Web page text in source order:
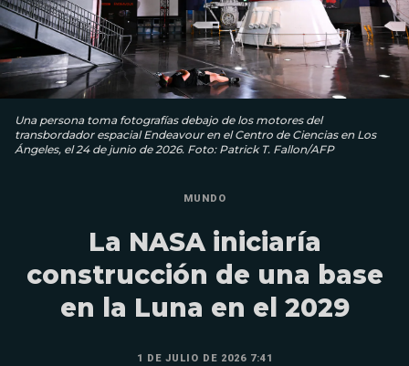
Una persona toma fotografías debajo de los motores del
transbordador espacial Endeavour en el Centro de Ciencias en Los
Ángeles, el 24 de junio de 2026. Foto: Patrick T. Fallon/AFP
MUNDO
La NASA iniciaría
construcción de una base
en la Luna en el 2029
1 DE JULIO DE 2026 7:41